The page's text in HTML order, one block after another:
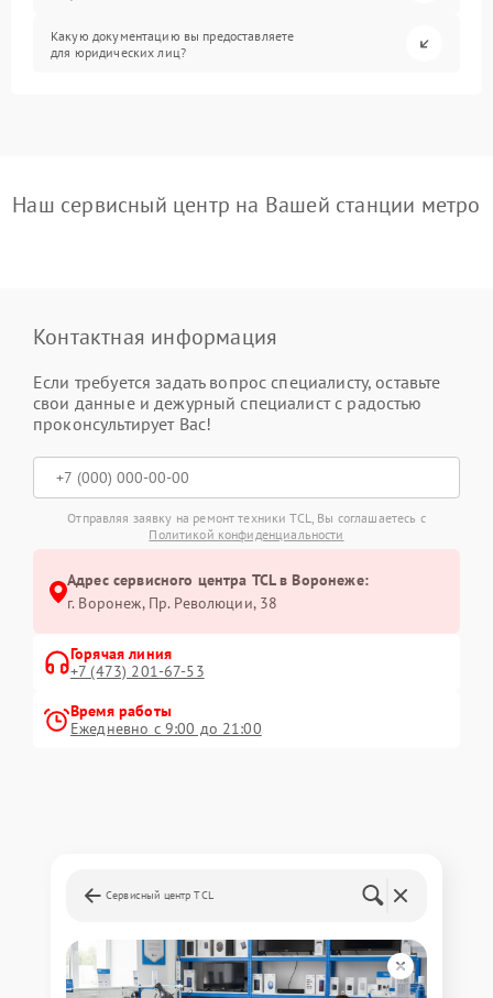
Какую документацию вы предоставляете
для юридических лиц?
Наш сервисный центр на Вашей станции метро
Контактная информация
Если требуется задать вопрос специалисту, оставьте
свои данные и дежурный специалист с радостью
проконсультирует Вас!
Отправляя заявку на ремонт техники TCL, Вы соглашаетесь с
Политикой конфиденциальности
Адрес сервисного центра TCL в Воронеже:
г. Воронеж, Пр. Революции, 38
Горячая линия
+7 (473) 201-67-53
Время работы
Ежедневно с 9:00 до 21:00
Сервисный центр TCL